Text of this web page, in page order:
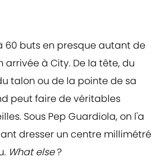
60 buts en presque autant de
arrivée à City. De la tête, du
talon ou de la pointe de sa
peut faire de véritables
Sous Pep Guardiola, on l'a
dresser un centre millimétré
What else?